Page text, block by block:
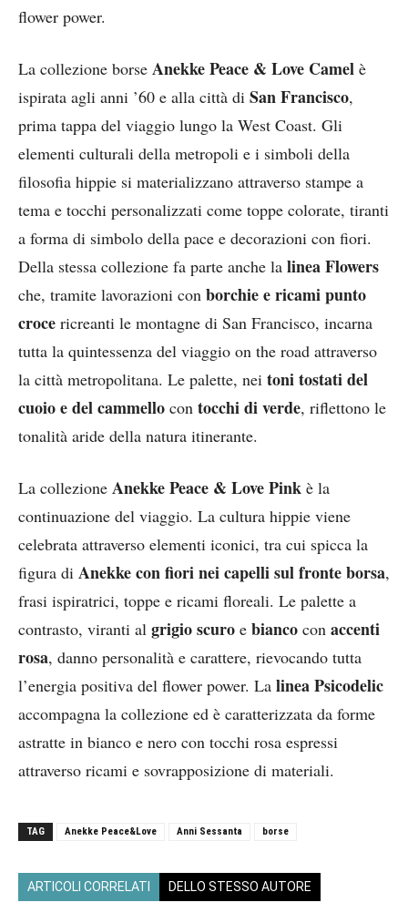
flower power.
La collezione borse Anekke Peace & Love Camel è
ispirata agli anni ’60 e alla città di San Francisco,
prima tappa del viaggio lungo la West Coast. Gli
elementi culturali della metropoli e i simboli della
filosofia hippie si materializzano attraverso stampe a
tema e tocchi personalizzati come toppe colorate, tiranti
a forma di simbolo della pace e decorazioni con fiori.
Della stessa collezione fa parte anche la linea Flowers
che, tramite lavorazioni con borchie e ricami punto
croce ricreanti le montagne di San Francisco, incarna
tutta la quintessenza del viaggio on the road attraverso
la città metropolitana. Le palette, nei toni tostati del
cuoio e del cammello con tocchi di verde, riflettono le
tonalità aride della natura itinerante.
La collezione Anekke Peace & Love Pink è la
continuazione del viaggio. La cultura hippie viene
celebrata attraverso elementi iconici, tra cui spicca la
figura di Anekke con fiori nei capelli sul fronte borsa,
frasi ispiratrici, toppe e ricami floreali. Le palette a
contrasto, viranti al grigio scuro e bianco con accenti
rosa, danno personalità e carattere, rievocando tutta
l’energia positiva del flower power. La linea Psicodelic
accompagna la collezione ed è caratterizzata da forme
astratte in bianco e nero con tocchi rosa espressi
attraverso ricami e sovrapposizione di materiali.
TAG Anekke Peace&Love Anni Sessanta borse
ARTICOLI CORRELATI DELLO STESSO AUTORE